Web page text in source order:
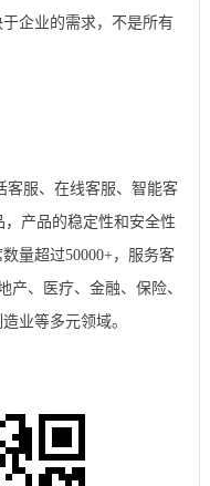
企业的需求，不是所有
服、在线客服、智能客
产品的稳定性和安全性
量超过50000+，服务客
产、医疗、金融、保险、
业等多元领域。